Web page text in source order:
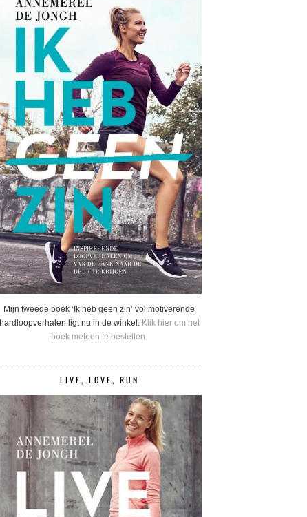
Mijn tweede boek ‘Ik heb geen zin’ vol motiverende
hardloopverhalen ligt nu in de winkel. Klik hier om het
boek meteen te bestellen.
LIVE, LOVE, RUN